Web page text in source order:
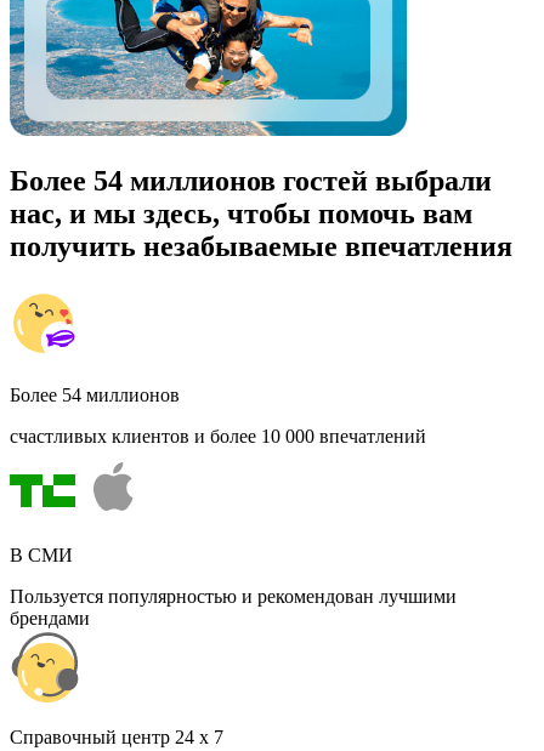
Более 54 миллионов гостей выбрали
нас, и мы здесь, чтобы помочь вам
получить незабываемые впечатления
Более 54 миллионов
счастливых клиентов и более 10 000 впечатлений
В СМИ
Пользуется популярностью и рекомендован лучшими
брендами
Cправочный центр 24 x 7